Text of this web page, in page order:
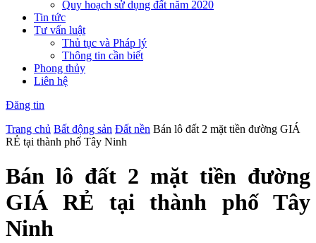
Quy hoạch sử dụng đất năm 2020
Tin tức
Tư vấn luật
Thủ tục và Pháp lý
Thông tin cần biết
Phong thủy
Liên hệ
Đăng tin
Trang chủ Bất động sản Đất nền Bán lô đất 2 mặt tiền đường GIÁ
RẺ tại thành phố Tây Ninh
Bán lô đất 2 mặt tiền đường
GIÁ RẺ tại thành phố Tây
Ninh